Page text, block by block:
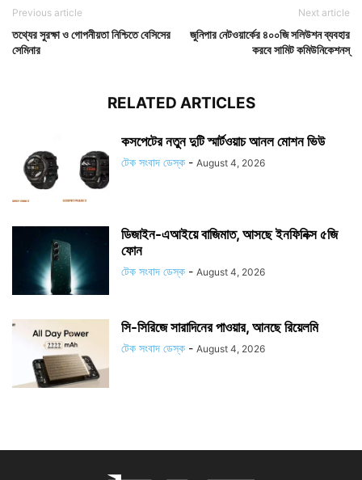
Previous article
তথ্যের সুরক্ষা ও গোপনীয়তা নিশ্চিতে বেসিসের
সেমিনার
Next article
জুনিপার নেটওয়ার্কের ৪০০জি সলিউশন ব্যবহার
করবে সামিট কমিউনিকেশনস্‌
RELATED ARTICLES
কসপেটের নতুন দুটি স্মার্টওয়াচ আনল মোশন ভিউ
টেক সংবাদ ডেস্ক - August 4, 2026
ডিজাইন-এআইয়ে বাজিমাত, আসছে ইনফিনিক্স ৫জি
ফোন
টেক সংবাদ ডেস্ক - August 4, 2026
সি-সিরিজে সারাদিনের পাওয়ার, আনছে রিয়েলমি
টেক সংবাদ ডেস্ক - August 4, 2026